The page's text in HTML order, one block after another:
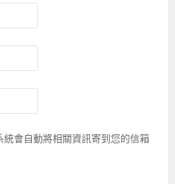
會自動將相關資訊寄到您的信箱